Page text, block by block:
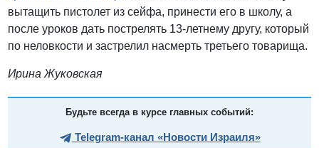
вытащить пистолет из сейфа, принести его в школу, а
после уроков дать пострелять 13-летнему другу, который
по неловкости и застрелил насмерть третьего товарища.
Ирина Жуковская
Будьте всегда в курсе главных событий:
Telegram-канал «Новости Израиля»